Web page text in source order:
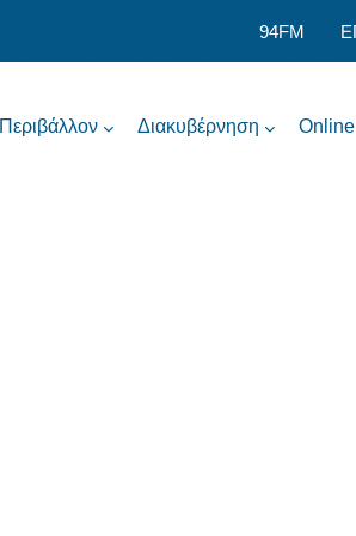
94FM
Περιβάλλον Διακυβέρνηση